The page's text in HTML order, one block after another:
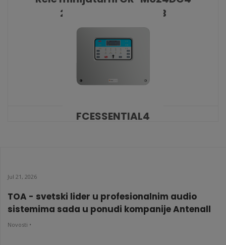
24VDC 4 C/O 6A ABB
KATALOŠKI BROJ: 9329
FCESSENTIAL4
Jul 21, 2026
TOA - svetski lider u profesionalnim audio
sistemima sada u ponudi kompanije Antenall
Novosti •